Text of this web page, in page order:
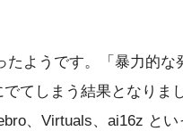
ようです。「暴力的な
てしまう結果となりま
、Virtuals、ai16z と